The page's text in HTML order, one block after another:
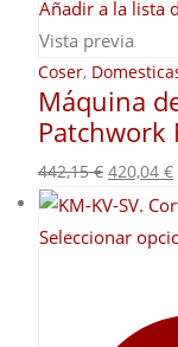
Añadir a la lista
Vista previa
Coser,
Máquina
Patchwork
442,15€ El
precio
420,04 €
Seleccionar